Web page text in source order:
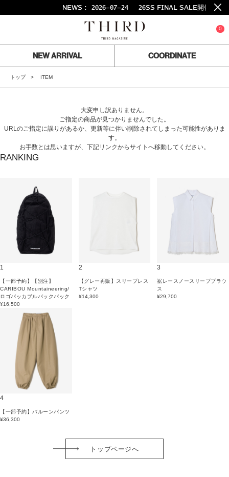
NEWS : 2026-07-24 26SS FINAL SALE開催中！
0
NEW ARRIVAL COORDINATE
トップ ITEM
大変申し訳ありません。
ご指定の商品が見つかりませんでした。
URLのご指定に誤りがあるか、更新等に伴い削除されてしまった可能性がありま
す。
お手数とは思いますが、下記リンクからサイトへ移動してください。
RANKING
1
【一部予約】【別注】
CARIBOU Mountaineering/
ロゴパッカブルバックパック
¥16,500
2
【グレー再販】スリーブレス
Tシャツ
¥14,300
3
裾レースノースリーブブラウ
ス
¥29,700
4
【一部予約】バルーンパンツ
¥36,300
トップページへ